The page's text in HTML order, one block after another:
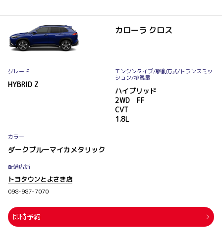
カローラ クロス
グレード
HYBRID Z
エンジンタイプ/駆動方式/トランスミッ
ション/排気量
ハイブリッド
2WD FF
CVT
1.8L
カラー
ダークブルーマイカメタリック
配備店舗
トヨタウンとよさき店
098-987-7070
即時予約